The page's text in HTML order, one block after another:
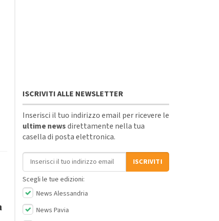
ISCRIVITI ALLE NEWSLETTER
Inserisci il tuo indirizzo email per ricevere le
ultime newsdirettamente nella tua
casella di posta elettronica.
Indirizzo email
ISCRIVITI
Scegli le tue edizioni:
News Alessandria
News Pavia